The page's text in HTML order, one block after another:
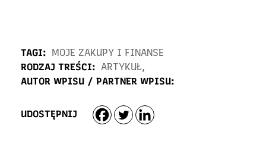
TAGI: MOJE ZAKUPY I FINANSE
RODZAJ TREŚCI: ARTYKUŁ,
AUTOR WPISU / PARTNER WPISU:
UDOSTĘPNIJ